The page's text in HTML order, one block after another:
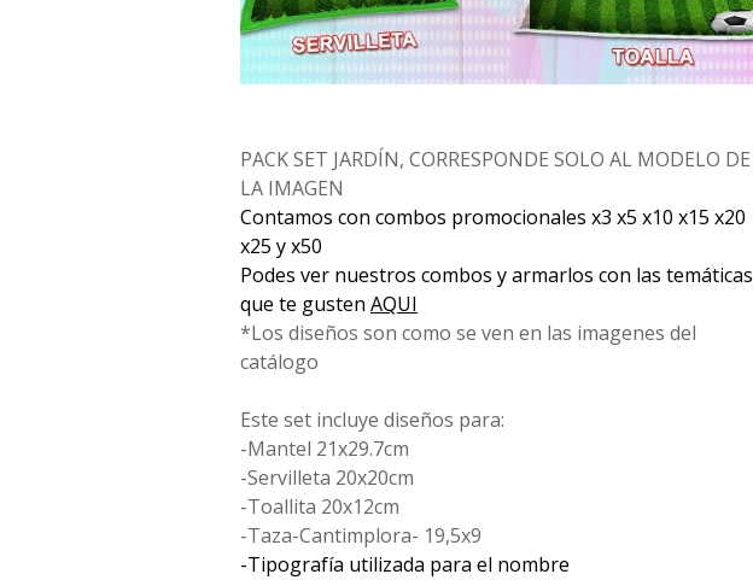
PACK SET JARDÍN, CORRESPONDE SOLO AL MODELO DE
LA IMAGEN
Contamos con combos promocionales x3 x5 x10 x15 x20
x25 y x50
Podes ver nuestros combos y armarlos con las temáticas
que te gusten AQUI
*Los diseños son como se ven en las imagenes del
catálogo
Este set incluye diseños para:
-Mantel 21x29.7cm
-Servilleta 20x20cm
-Toallita 20x12cm
-Taza-Cantimplora- 19,5x9
-Tipografía utilizada para el nombre